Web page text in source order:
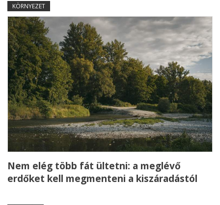
KÖRNYEZET
Nem elég több fát ültetni: a meglévő
erdőket kell megmenteni a kiszáradástól